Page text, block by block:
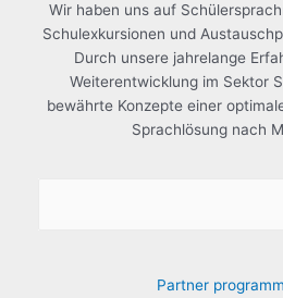
Wir haben uns auf
Schulexkursionen und
Durch unsere jahrelange
Weiterentwicklung im Sektor
bewährte Konzepte einer
Sprachlösung nach
Partner